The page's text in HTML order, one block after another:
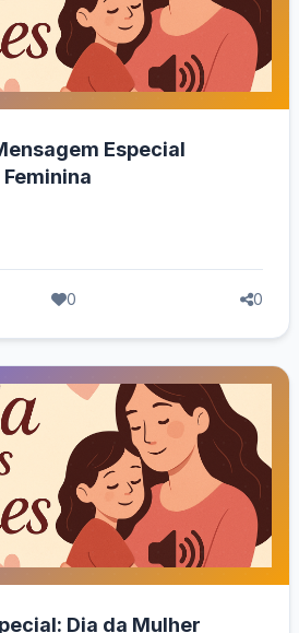
Especial
0 0
Dia da Mulher